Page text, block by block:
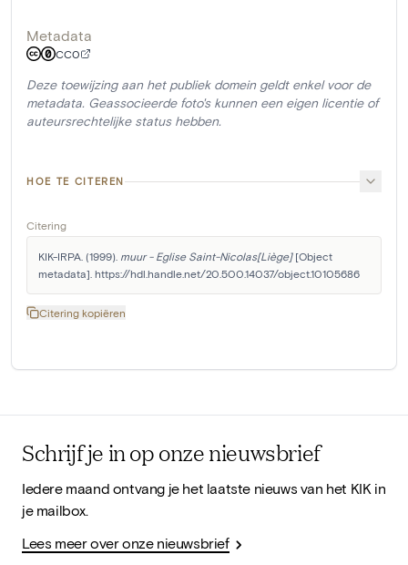
Metadata
CC0
Deze toewijzing aan het publiek domein geldt enkel voor de
metadata. Geassocieerde foto's kunnen een eigen licentie of
auteursrechtelijke status hebben.
HOE TE CITEREN
Citering
KIK-IRPA. (1999). muur - Eglise Saint-Nicolas[Liège] [Object
metadata]. https://hdl.handle.net/20.500.14037/object.10105686
Citering kopiëren
Schrijf je in op onze nieuwsbrief
Iedere maand ontvang je het laatste nieuws van het KIK in
je mailbox.
Lees meer over onze nieuwsbrief